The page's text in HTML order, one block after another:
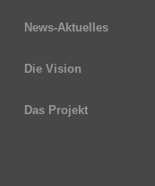
News-Aktuelles
Die Vision
Das Projekt